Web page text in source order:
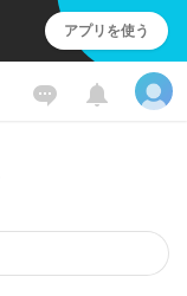
アプリを使う